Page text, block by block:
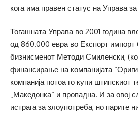
кога има правен статус на Управа
Тогашната Управа во 2001 година
од 860.000 евра во Експорт импорт
бизнисменот Методи Смиленски,
финансирање на компанијата
компанија потоа го купи штипскиот
„Македонка“ и пропадна. И за овој
истрага за злоупотреба, но парите